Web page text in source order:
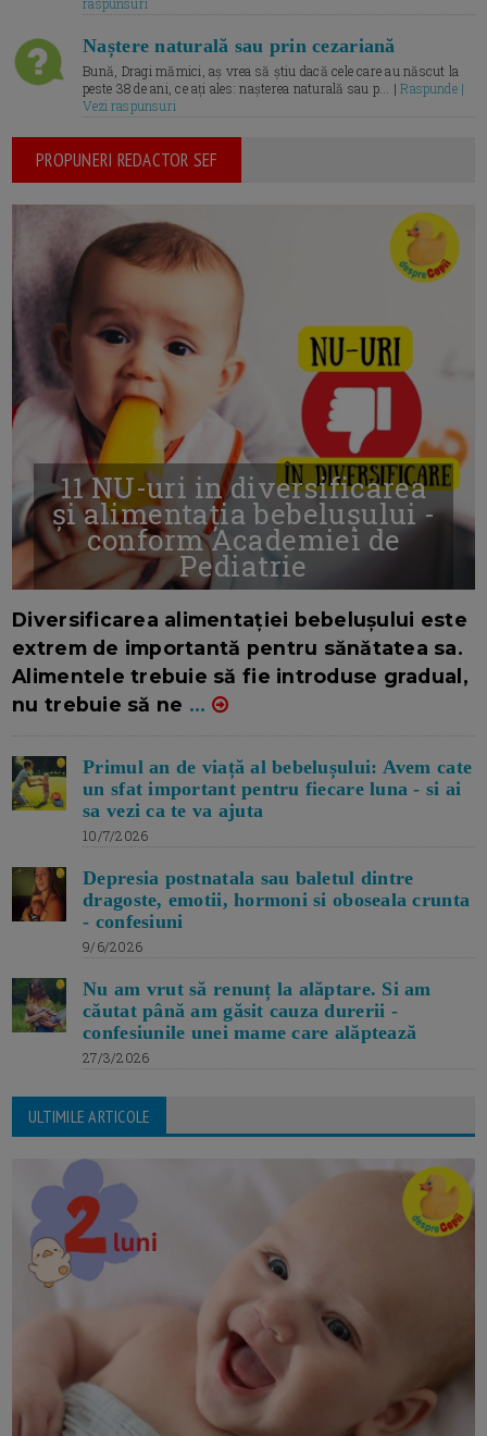
Naștere naturală sau prin cezariană
Bună, Dragi mămici, aș vrea să știu dacă cele care au născut la
peste 38 de ani, ce ați ales: nașterea naturală sau p... |Raspunde |
Vezi raspunsuri
PROPUNERI REDACTOR SEF
11 NU-uri in diversificarea
și alimentația bebelușului -
conform Academiei de
Pediatrie
Diversificarea alimentației bebelușului este
extrem de importantă pentru sănătatea sa.
Alimentele trebuie să fie introduse gradual,
nu trebuie să ne ...
Primul an de viață al bebelușului: Avem cate
un sfat important pentru fiecare luna - si ai
sa vezi ca te va ajuta
10/7/2026
Depresia postnatala sau baletul dintre
dragoste, emotii, hormoni si oboseala crunta
- confesiuni
9/6/2026
Nu am vrut să renunț la alăptare. Si am
căutat până am găsit cauza durerii -
confesiunile unei mame care alăptează
27/3/2026
ULTIMILE ARTICOLE